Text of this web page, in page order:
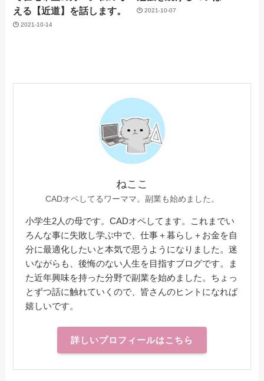
える【近道】を話します。
2021-10-14
2021-10-07
ねここ
CADオペしてるワーママ。副業も始めました。
小学生2人の母です。CADオペしてます。これまでい
ろんな事に失敗し学ぶ中で、仕事＋暮らし＋お金を自
分に最適化したいと本気で思うようになりました。迷
いながらも、後悔のない人生を目指すブログです。ま
た近年興味を持った分野で副業を始めました。ちょっ
とずつ話に触れていくので、皆さんのヒントになれば
嬉しいです。
詳しいプロフィールはこちら